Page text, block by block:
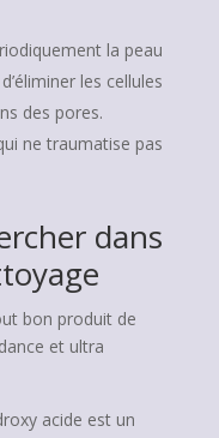
la peau
les cellules
des pores.
ne traumatise pas
dans
bon produit de
et ultra
acide est un